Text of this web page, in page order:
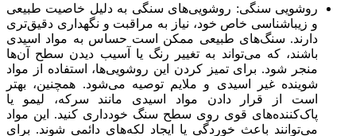
روشویی سنگی: روشویی‌های سنگی به دلیل خاصیت طبیعی
و زیباشناسی خاص خود، نیاز به مراقبت و نگهداری دقیق‌تری
دارند. سنگ‌های طبیعی ممکن است حساس به مواد اسیدی
باشند، که می‌تواند به تغییر رنگ یا آسیب دیدن سطح آن‌ها
منجر شود. برای تمیز کردن این روشویی‌ها، استفاده از مواد
شوینده غیر اسیدی و ملایم توصیه می‌شود. همچنین، بهتر
است از قرار دادن مواد اسیدی مانند سرکه، لیمو یا
پاک‌کننده‌های قوی روی سطح سنگ خودداری کنید. این مواد
می‌توانند باعث خوردگی یا ایجاد لکه‌های دائمی شوند. برای